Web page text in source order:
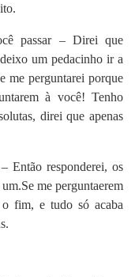
passar – Direi que
um pedacinho ir a
me perguntarei porque
à você! Tenho
direi que apenas
Então responderei, os
me perguntaerem
fim, e tudo só acaba